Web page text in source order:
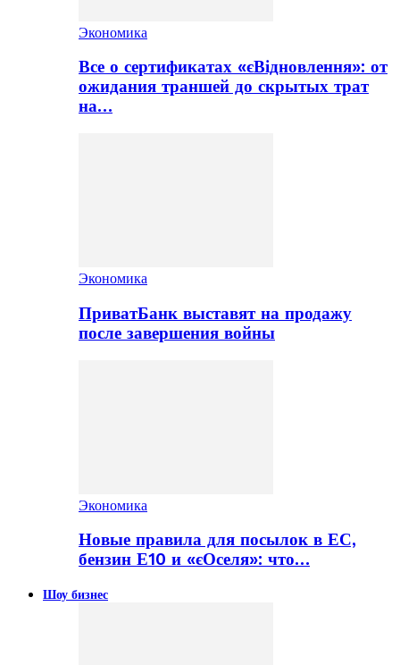
Экономика
Все о сертификатах «єВідновлення»: от
ожидания траншей до скрытых трат
на…
Экономика
ПриватБанк выставят на продажу
после завершения войны
Экономика
Новые правила для посылок в ЕС,
бензин Е10 и «єОселя»: что…
Шоу бизнес